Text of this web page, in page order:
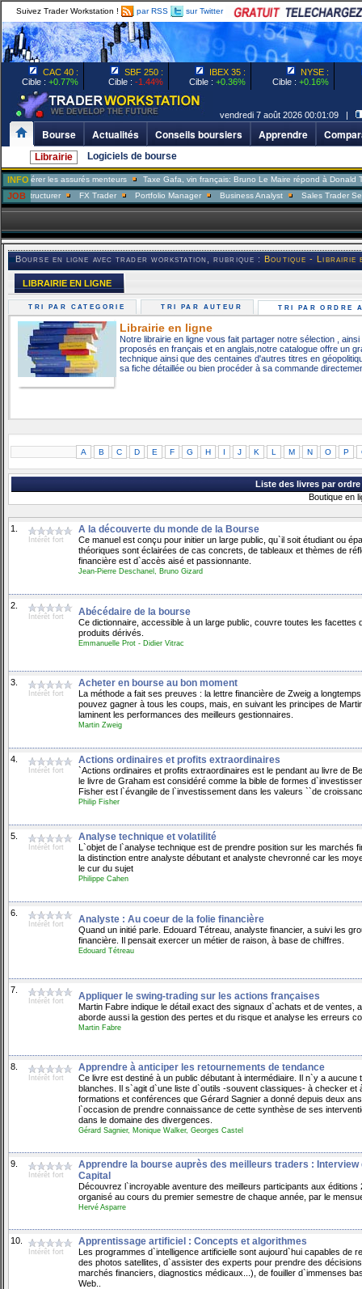
Suivez Trader Workstation ! par RSS sur Twitter
CAC 40 :
Cible : +0.77%
SBF 250 :
Cible : -1.44%
IBEX 35 :
Cible : +0.36%
NYSE :
Cible : +0.16%
vendredi 7 août 2026 00:01:09 |
Bourse Actualités Conseils boursiers Apprendre
Librairie Logiciels de bourse
INFOles assurés menteurs Taxe Gafa, vin français: Bruno Le Maire répond à Donald Trump
JOB FX Trader Portfolio Manager Business Analyst Sales Trader Senior
Bourse en ligne avec trader workstation, rubrique :Boutique - Librairie
LIBRAIRIE EN LIGNE
TRI PAR CATEGORIE TRI PAR AUTEUR TRI PAR ORDRE
Librairie en ligne
Notre librairie en ligne vous fait partager notre sélection ,
proposés en français et en anglais,notre catalogue offre un
technique ainsi que des centaines d'autres titres en
sa fiche détaillée ou bien procéder à sa commande
A B C D E F G H I J K L M N O P
Liste des livres par
Boutique en
1.
Intérêt fort
A la découverte du monde de la Bourse
Ce manuel est conçu pour initier un large public, qu`il soit étudiant ou
théoriques sont éclairées de cas concrets, de tableaux et thèmes de
financière est d`accès aisé et passionnante.
Jean-Pierre Deschanel, Bruno Gizard
2.
Intérêt fort Abécédaire de la bourse
Ce dictionnaire, accessible à un large public, couvre toutes les
produits dérivés.
Emmanuelle Prot - Didier Vitrac
3.
Intérêt fort
Acheter en bourse au bon moment
La méthode a fait ses preuves : la lettre financière de Zweig a
pouvez gagner à tous les coups, mais, en suivant les principes de
laminent les performances des meilleurs gestionnaires.
Martin Zweig
4.
Intérêt fort
Actions ordinaires et profits extraordinaires
`Actions ordinaires et profits extraordinaires est le pendant au livre de
le livre de Graham est considéré comme la bible de formes
Fisher est l`évangile de l`investissement dans les valeurs ``de
Philip Fisher
5.
Intérêt fort
Analyse technique et volatilité
L`objet de l`analyse technique est de prendre position sur les marchés
la distinction entre analyste débutant et analyste chevronné car les
le cur du sujet
Philippe Cahen
6.
Intérêt fort Analyste : Au coeur de la folie financière
Quand un initié parle. Edouard Tétreau, analyste financier, a suivi les
financière. Il pensait exercer un métier de raison, à base de chiffres.
Edouard Tétreau
7.
Intérêt fort Appliquer le swing-trading sur les actions françaises
Martin Fabre indique le détail exact des signaux d`achats et de
aborde aussi la gestion des pertes et du risque et analyse les erreurs
Martin Fabre
8.
Intérêt fort
Apprendre à anticiper les retournements de tendance
Ce livre est destiné à un public débutant à intermédiaire. Il n`y a
blanches. Il s`agit d`une liste d`outils -souvent classiques- à checker
formations et conférences que Gérard Sagnier a donné depuis deux
l`occasion de prendre connaissance de cette synthèse de ses
dans le domaine des divergences.
Gérard Sagnier, Monique Walker, Georges Castel
9.
Intérêt fort
Apprendre la bourse auprès des meilleurs traders :
Capital
Découvrez l`incroyable aventure des meilleurs participants aux
organisé au cours du premier semestre de chaque année, par le
Hervé Asparre
10.
Intérêt fort
Apprentissage artificiel : Concepts et algorithmes
Les programmes d`intelligence artificielle sont aujourd`hui capables de
des photos satellites, d`assister des experts pour prendre des
marchés financiers, diagnostics médicaux...), de fouiller d`immenses
Web..